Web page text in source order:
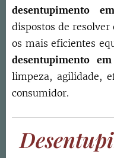
desentupimento
dispostos de
os mais eficientes
desentupimento
limpeza, agilidade,
consumidor.